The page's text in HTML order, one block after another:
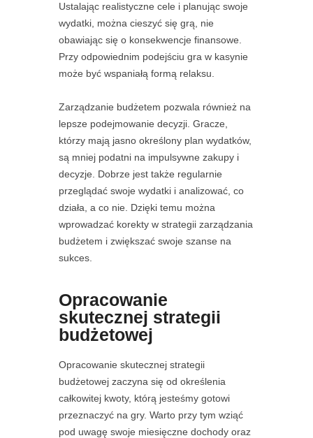
Ustalając realistyczne cele i planując swoje
wydatki, można cieszyć się grą, nie
obawiając się o konsekwencje finansowe.
Przy odpowiednim podejściu gra w kasynie
może być wspaniałą formą relaksu.
Zarządzanie budżetem pozwala również na
lepsze podejmowanie decyzji. Gracze,
którzy mają jasno określony plan wydatków,
są mniej podatni na impulsywne zakupy i
decyzje. Dobrze jest także regularnie
przeglądać swoje wydatki i analizować, co
działa, a co nie. Dzięki temu można
wprowadzać korekty w strategii zarządzania
budżetem i zwiększać swoje szanse na
sukces.
Opracowanie
skutecznej strategii
budżetowej
Opracowanie skutecznej strategii
budżetowej zaczyna się od określenia
całkowitej kwoty, którą jesteśmy gotowi
przeznaczyć na gry. Warto przy tym wziąć
pod uwagę swoje miesięczne dochody oraz